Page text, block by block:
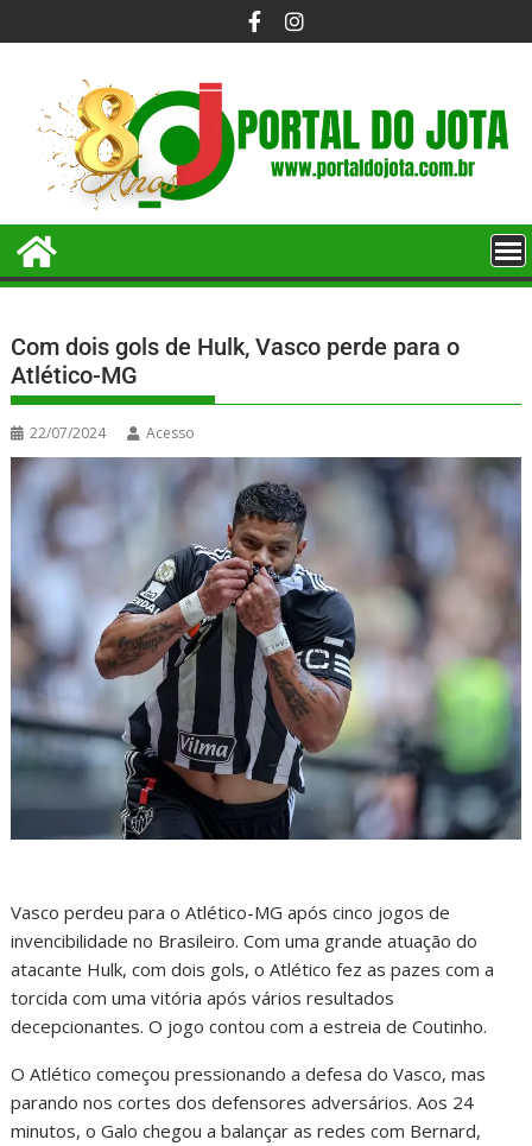
Com dois gols de Hulk, Vasco perde para o
Atlético-MG
22/07/2024 Acesso
Vasco perdeu para o Atlético-MG após cinco jogos de
invencibilidade no Brasileiro. Com uma grande atuação do
atacante Hulk, com dois gols, o Atlético fez as pazes com a
torcida com uma vitória após vários resultados
decepcionantes. O jogo contou com a estreia de Coutinho.
O Atlético começou pressionando a defesa do Vasco, mas
parando nos cortes dos defensores adversários. Aos 24
minutos, o Galo chegou a balançar as redes com Bernard,